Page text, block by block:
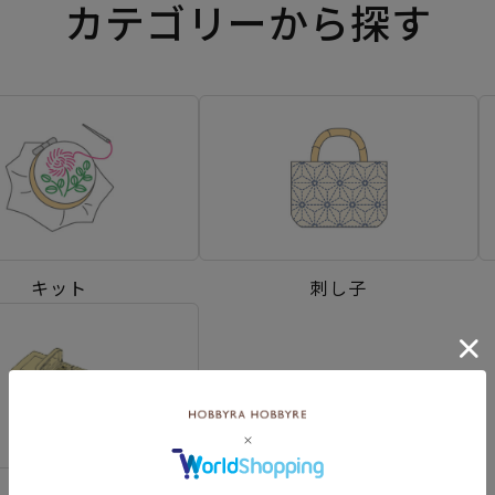
カテゴリーから探す
キット 刺し子